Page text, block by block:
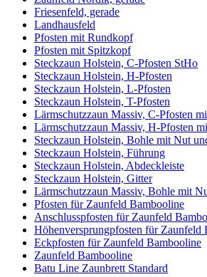
Friesenfeld, gerade
Landhausfeld
Pfosten mit Rundkopf
Pfosten mit Spitzkopf
Steckzaun Holstein, C-Pfosten StHo
Steckzaun Holstein, H-Pfosten
Steckzaun Holstein, L-Pfosten
Steckzaun Holstein, T-Pfosten
Lärmschutzzaun Massiv, C-Pfosten
Lärmschutzzaun Massiv, H-Pfosten
Steckzaun Holstein, Bohle mit Nut
Steckzaun Holstein, Führung
Steckzaun Holstein, Abdeckleiste
Steckzaun Holstein, Gitter
Lärmschutzzaun Massiv, Bohle mit
Pfosten für Zaunfeld Bambooline
Anschlusspfosten für Zaunfeld
Höhenversprungpfosten für Zaunfeld
Eckpfosten für Zaunfeld Bambooline
Zaunfeld Bambooline
Batu Line Zaunbrett Standard